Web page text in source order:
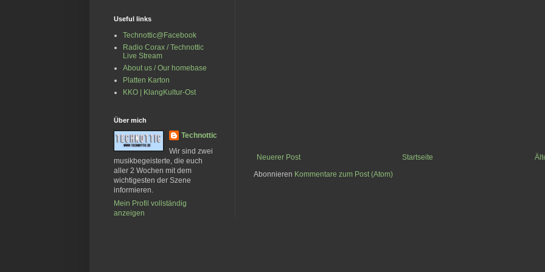
Neuerer Post
Startseite
Abonnieren Kommentare zum Post (Atom)
Useful links
Technottic@Facebook
Radio Corax / Technottic
Live Stream
About us / Our homebase
Platten Karton
KKO | KlangKultur-Ost
Über mich
Technottic
Wir sind zwei
musikbegeisterte, die euch
aller 2 Wochen mit dem
wichtigesten der Szene
informieren.
Mein Profil vollständig
anzeigen